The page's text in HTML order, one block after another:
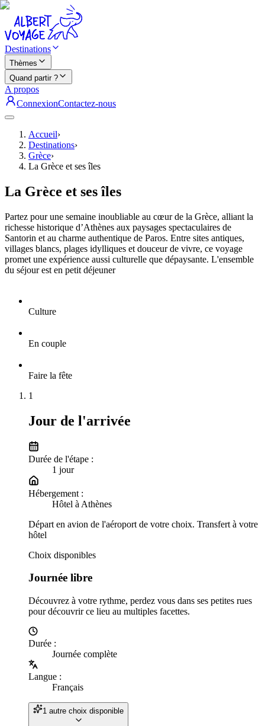
Destinations
Thèmes
Quand partir ?
A propos
ConnexionContactez-nous
Accueil›
Destinations›
Grèce›
La Grèce et ses îles
La Grèce et ses îles
Partez pour une semaine inoubliable au cœur de la Grèce, alliant la
richesse historique d’Athènes aux paysages spectaculaires de
Santorin et au charme authentique de Paros. Entre sites antiques,
villages blancs, plages idylliques et douceur de vivre, ce voyage
promet une expérience aussi culturelle que dépaysante. L'ensemble
du séjour est en petit déjeuner
Culture
En couple
Faire la fête
1
Jour de l'arrivée
Durée de l'étape :
1 jour
Hébergement :
Hôtel à Athènes
Départ en avion de l'aéroport de votre choix. Transfert à votre
hôtel
Choix disponibles
Journée libre
Découvrez à votre rythme, perdez vous dans ses petites rues
pour découvrir ce lieu au multiples facettes.
Durée :
Journée complète
Langue :
Français
1 autre choix disponible